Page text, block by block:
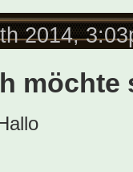
2014,
möchte